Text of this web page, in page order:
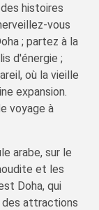
histoires
vous
; partez à la
d'énergie ;
où la vieille
expansion.
voyage à
arabe, sur le
et les
Doha, qui
des attractions